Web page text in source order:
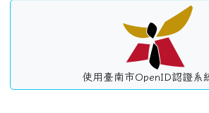
使用臺南市OpenID認證系